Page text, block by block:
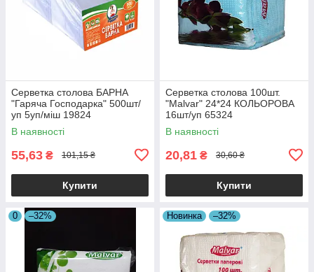
Серветка столова БАРНА
"Гаряча Господарка" 500шт/
уп 5уп/міш 19824
В наявності
55,63 ₴ 101,15 ₴
Купити
Серветка столова 100шт.
"Malvar" 24*24 КОЛЬОРОВА
16шт/уп 65324
В наявності
20,81 ₴ 30,60 ₴
Купити
0 –32% Новинка –32%